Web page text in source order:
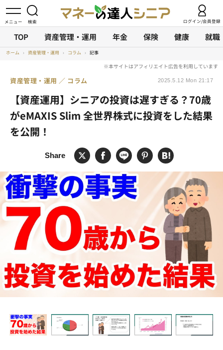
ログイン/会員登録
TOP 資産管理・運用 年金 保険 健康 就職
ホーム › 資産管理・運用 › コラム › 記事
【資産運用】シニアの投資は遅すぎる？70歳
がeMAXIS Slim 全世界株式に投資をした結果
を公開！
資産管理・運用 コラム 2025.5.12 Mon 21:17